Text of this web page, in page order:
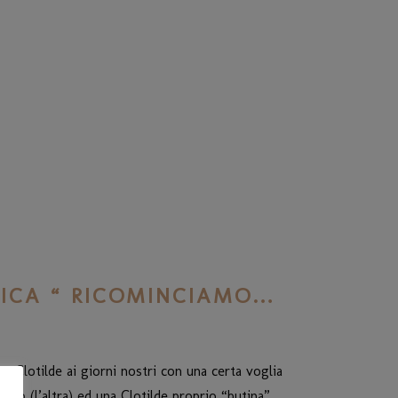
“ RICOMINCIAMO…
Clotilde ai giorni nostri con una certa voglia